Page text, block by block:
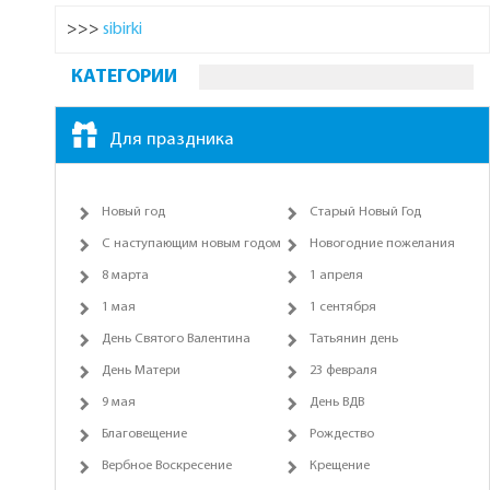
>>> sibirki
КАТЕГОРИИ
Для праздника
Новый год Старый Новый Год
С наступающим новым годом Новогодние пожелания
8 марта 1 апреля
1 мая 1 сентября
День Святого Валентина Татьянин день
День Матери 23 февраля
9 мая День ВДВ
Благовещение Рождество
Вербное Воскресение Крещение